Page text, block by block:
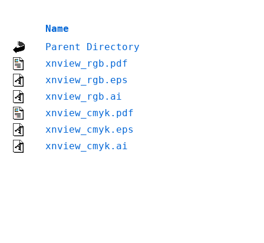
Name
Parent Directory
xnview_rgb.pdf
xnview_rgb.eps
xnview_rgb.ai
xnview_cmyk.pdf
xnview_cmyk.eps
xnview_cmyk.ai